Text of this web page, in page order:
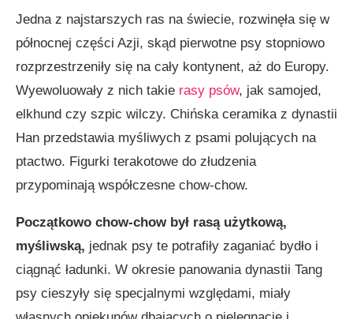
Jedna z najstarszych ras na świecie, rozwinęła się w
północnej części Azji, skąd pierwotne psy stopniowo
rozprzestrzeniły się na cały kontynent, aż do Europy.
Wyewoluowały z nich takie rasy psów, jak samojed,
elkhund czy szpic wilczy. Chińska ceramika z dynastii
Han przedstawia myśliwych z psami polujących na
ptactwo. Figurki terakotowe do złudzenia
przypominają współczesne chow-chow.
Początkowo chow-chow był rasą użytkową,
myśliwską, jednak psy te potrafiły zaganiać bydło i
ciągnąć ładunki. W okresie panowania dynastii Tang
psy cieszyły się specjalnymi względami, miały